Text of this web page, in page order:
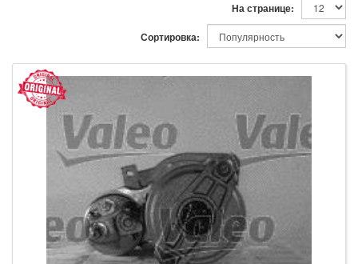
На странице:
Сортировка: